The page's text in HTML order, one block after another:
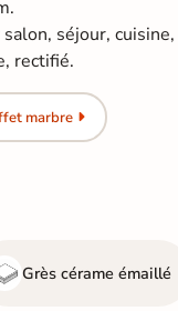
séjour, cuisine,
rectifié.
marbre
Grès cérame émaillé